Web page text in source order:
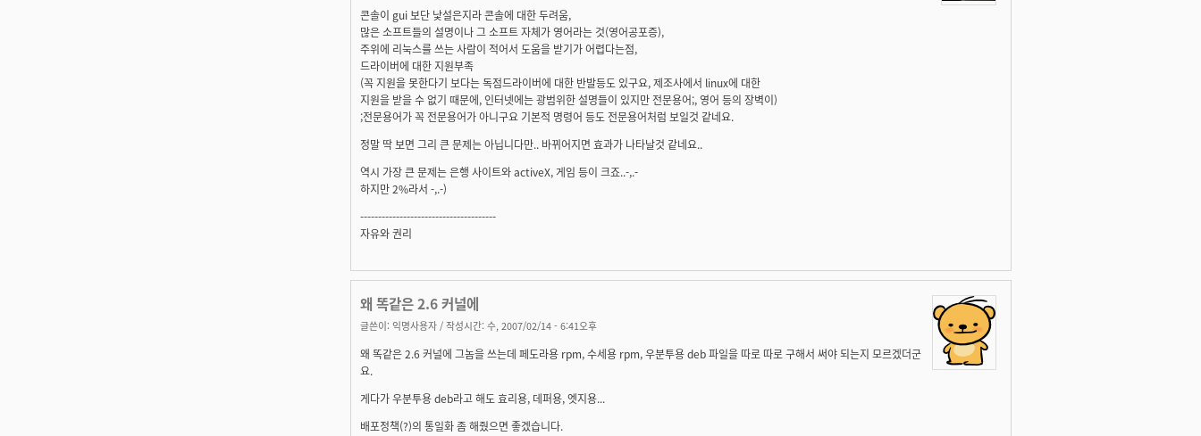
콘솔이 gui 보단 낯설은지라 콘솔에 대한 두려움,
많은 소프트들의 설명이나 그 소프트 자체가 영어라는 것(영어공포증),
주위에 리눅스를 쓰는 사람이 적어서 도움을 받기가 어렵다는점,
드라이버에 대한 지원부족
(꼭 지원을 못한다기 보다는 독점드라이버에 대한 반발등도 있구요, 제조사에서 linux에 대한
지원을 받을 수 없기 때문에, 인터넷에는 광범위한 설명들이 있지만 전문용어;, 영어 등의 장벽이)
;전문용어가 꼭 전문용어가 아니구요 기본적 명령어 등도 전문용어처럼 보일것 같네요.
정말 딱 보면 그리 큰 문제는 아닙니다만.. 바뀌어지면 효과가 나타날것 같네요..
역시 가장 큰 문제는 은행 사이트와 activeX, 게임 등이 크죠..-,.-
하지만 2%라서 -,.-)
--------------------------------------
자유와 권리
왜 똑같은 2.6 커널에
글쓴이: 익명사용자 / 작성시간: 수, 2007/02/14 - 6:41오후
왜 똑같은 2.6 커널에 그놈을 쓰는데 페도라용 rpm, 수세용 rpm, 우분투용 deb 파일을 따로 따로 구해서 써야 되는지 모르겠더군
요.
게다가 우분투용 deb라고 해도 효리용, 데퍼용, 엣지용...
배포정책(?)의 통일화 좀 해줬으면 좋겠습니다.